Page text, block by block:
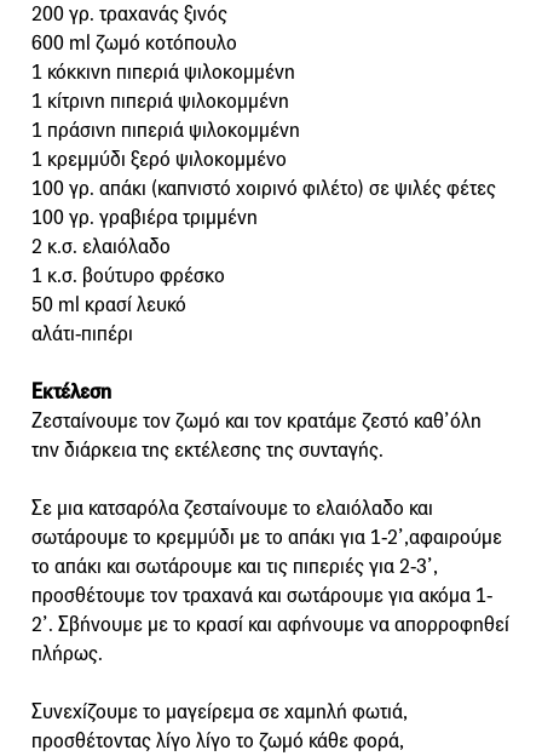
200 γρ. τραχανάς ξινός
600 ml ζωμό κοτόπουλο
1 κόκκινη πιπεριά ψιλοκομμένη
1 κίτρινη πιπεριά ψιλοκομμένη
1 πράσινη πιπεριά ψιλοκομμένη
1 κρεμμύδι ξερό ψιλοκομμένο
100 γρ. απάκι (καπνιστό χοιρινό φιλέτο) σε ψιλές φέτες
100 γρ. γραβιέρα τριμμένη
2 κ.σ. ελαιόλαδο
1 κ.σ. βούτυρο φρέσκο
50 ml κρασί λευκό
αλάτι-πιπέρι
Εκτέλεση
Ζεσταίνουμε τον ζωμό και τον κρατάμε ζεστό καθ’όλη
την διάρκεια της εκτέλεσης της συνταγής.
Σε μια κατσαρόλα ζεσταίνουμε το ελαιόλαδο και
σωτάρουμε το κρεμμύδι με το απάκι για 1-2’,αφαιρούμε
το απάκι και σωτάρουμε και τις πιπεριές για 2-3’,
προσθέτουμε τον τραχανά και σωτάρουμε για ακόμα 1-
2’. Σβήνουμε με το κρασί και αφήνουμε να απορροφηθεί
πλήρως.
Συνεχίζουμε το μαγείρεμα σε χαμηλή φωτιά,
προσθέτοντας λίγο λίγο το ζωμό κάθε φορά,